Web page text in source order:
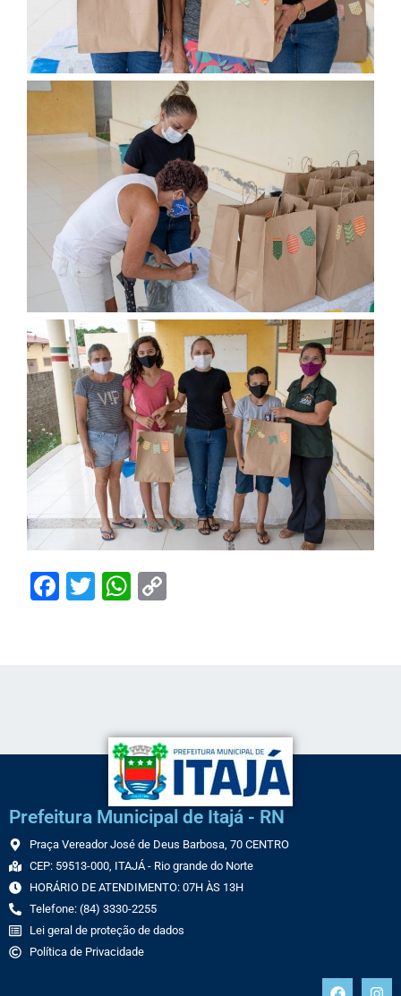
Facebook
TwitterWhatsApp
Prefeitura Municipal de Itajá - RN
Praça Vereador José de Deus Barbosa, 70 CENTRO
CEP: 59513-000, ITAJÁ - Rio grande do Norte
HORÁRIO DE ATENDIMENTO: 07H ÀS 13H
Telefone: (84) 3330-2255
Lei geral de proteção de dados
Política de Privacidade